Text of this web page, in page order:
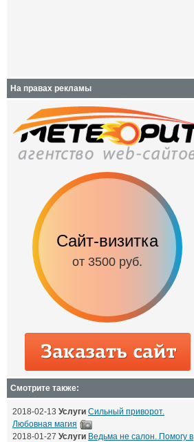
На правах рекламы
Сайт-визитка
от 3500 руб.
Смотрите также:
2018-02-13 Услуги Сильный приворот.
Любовная магия
2018-01-27 Услуги Ведьма не салон. Помогу в